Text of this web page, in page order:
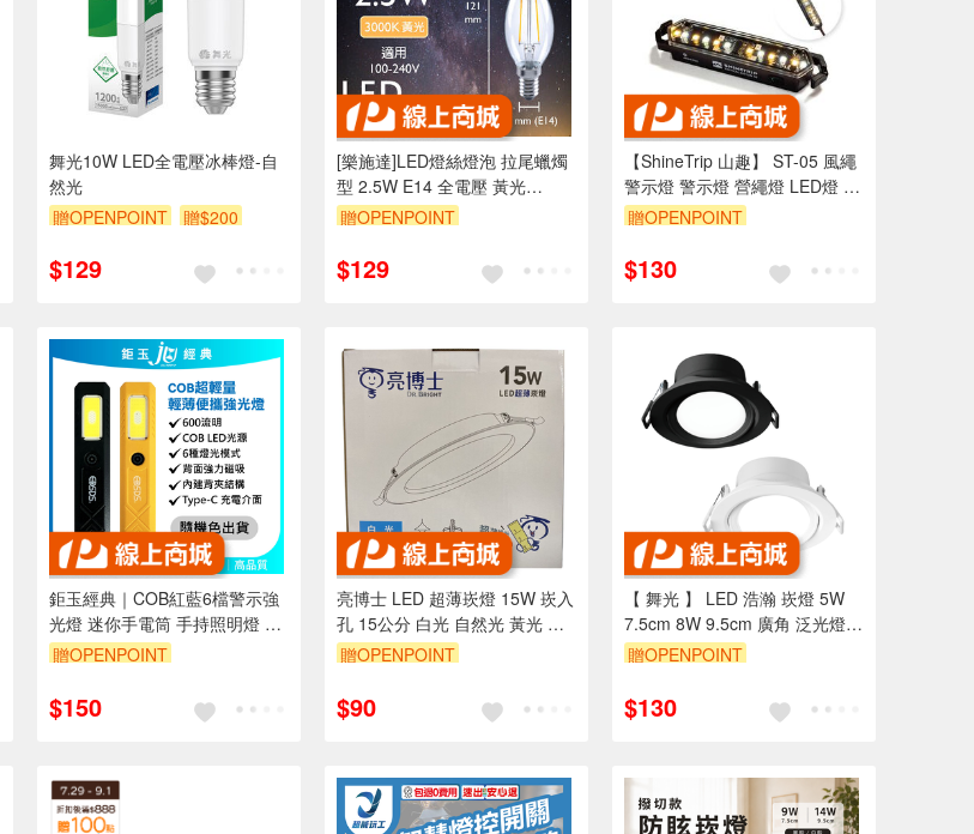
舞光10W LED全電壓冰棒燈-自
然光
贈OPENPOINT
贈$200
$129
[樂施達]LED燈絲燈泡 拉尾蠟燭
型 2.5W E14 全電壓 黃光
（CL35）
贈OPENPOINT
$129
【ShineTrip 山趣】 ST-05 風繩
警示燈 警示燈 營繩燈 LED燈 磁
吸燈 帳篷燈 防絆倒
贈OPENPOINT
$130
鉅玉經典｜COB紅藍6檔警示強
光燈 迷你手電筒 手持照明燈 小
型工作燈 高亮度 探照燈 露營燈
贈OPENPOINT
$150
亮博士 LED 超薄崁燈 15W 崁入
孔 15公分 白光 自然光 黃光 保
固一年
贈OPENPOINT
$90
【 舞光 】 LED 浩瀚 崁燈 5W
7.5cm 8W 9.5cm 廣角 泛光燈
嵌燈 2年保固
贈OPENPOINT
$130